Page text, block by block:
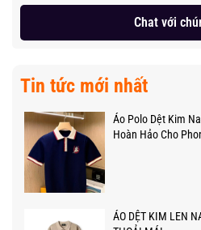
Chat với
Tin tức mới nhất
Áo Polo Dệt Kim
Hoàn Hảo Cho
ÁO DỆT KIM LEN